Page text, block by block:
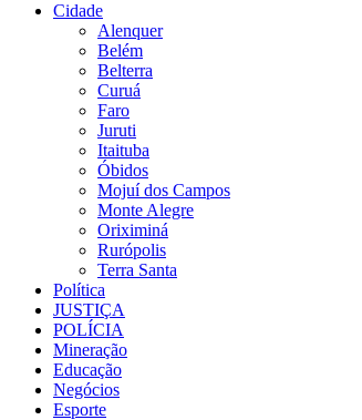
Cidade
Alenquer
Belém
Belterra
Curuá
Faro
Juruti
Itaituba
Óbidos
Mojuí dos Campos
Monte Alegre
Oriximiná
Rurópolis
Terra Santa
Política
JUSTIÇA
POLÍCIA
Mineração
Educação
Negócios
Esporte